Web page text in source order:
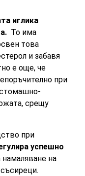
иглика
То има
това
и забавя
е още, че
при
срещу
при
успешно
намаляване на